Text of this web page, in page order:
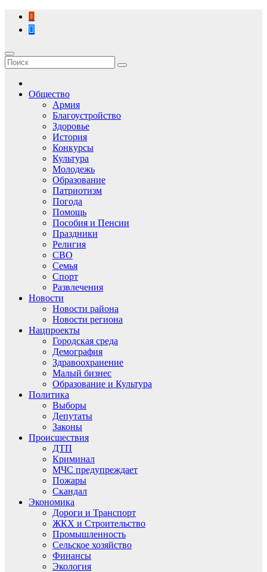
Перейти
содержимому
Общество
Армия
Благоустройство
Здоровье
История
Конкурсы
Культура
Молодежь
Образование
Патриотизм
Погода
Помощь
Пособия и Пенсии
Праздники
Религия
СВО
Семья
Спорт
Развлечения
Новости
Новости района
Новости региона
Нацпроекты
Городская среда
Демография
Здравоохранение
Малый бизнес
Образование и Культура
Политика
Выборы
Депутаты
Законы
Происшествия
ДТП
Криминал
МЧС предупреждает
Пожары
Скандал
Экономика
Дороги и Транспорт
ЖКХ и Строительство
Промышленность
Сельское хозяйство
Финансы
Экология